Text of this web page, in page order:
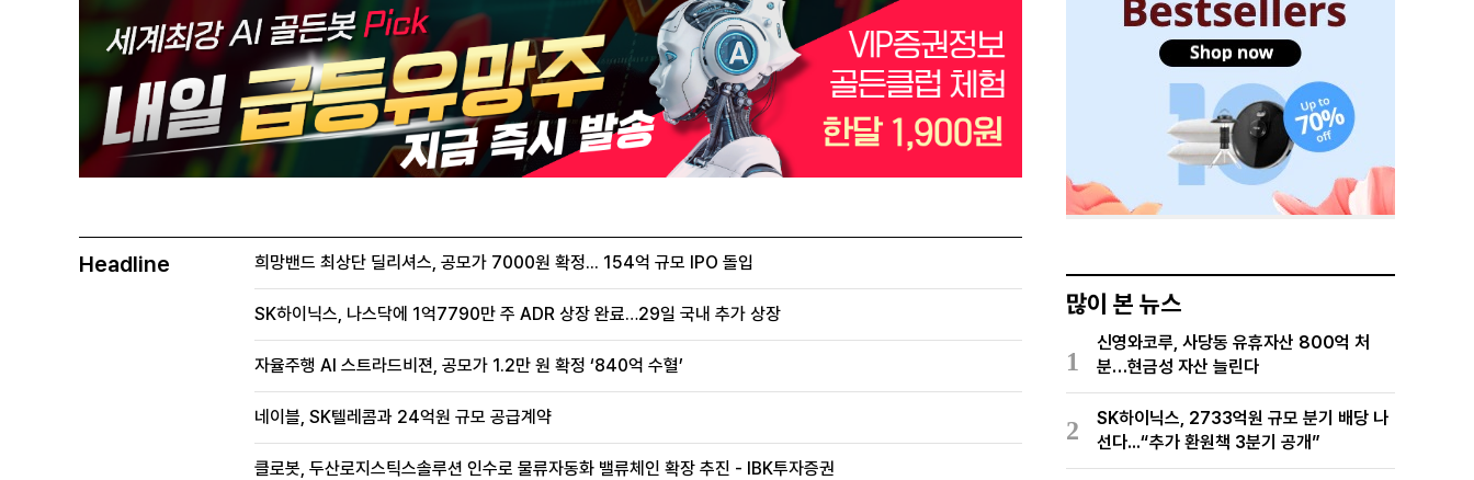
Headline 희망밴드 최상단 딜리셔스, 공모가 7000원 확정... 154억 규모 IPO 돌입
SK하이닉스, 나스닥에 1억7790만 주 ADR 상장 완료…29일 국내 추가 상장
자율주행 AI 스트라드비젼, 공모가 1.2만 원 확정 ‘840억 수혈’
네이블, SK텔레콤과 24억원 규모 공급계약
클로봇, 두산로지스틱스솔루션 인수로 물류자동화 밸류체인 확장 추진 - IBK투자증권
많이 본 뉴스
1
신영와코루, 사당동 유휴자산 800억 처
분…현금성 자산 늘린다
2
SK하이닉스, 2733억원 규모 분기 배당 나
선다...“추가 환원책 3분기 공개”